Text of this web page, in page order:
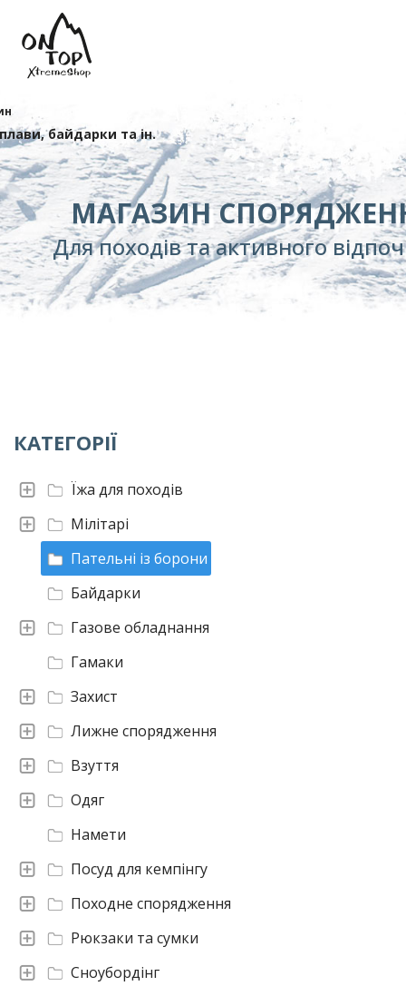
байдарки та ін.
МАГАЗИН
Для походів та активного
КАТЕГОРІЇ
Сноубордінг
Рюкзаки та сумки
Походне спорядження
Посуд для кемпінгу
Намети
Одяг
Взуття
Лижне спорядження
Захист
Гамаки
Газове обладнання
Байдарки
Пательні із борони
Мілітарі
Їжа для походів